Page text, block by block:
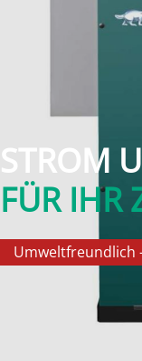
STROM
FÜR IHR
Umweltfreundlich